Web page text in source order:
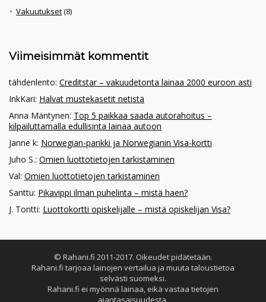
Vakuutukset(8)
Viimeisimmät kommentit
tähdenlento: Creditstar – vakuudetonta lainaa 2000 euroon asti
InkKari: Halvat mustekasetit netistä
Anna Mäntynen: Top 5 paikkaa saada autorahoitus –
kilpailuttamalla edullisinta lainaa autoon
Janne k: Norwegian-pankki ja Norwegianin Visa-kortti
Juho S.: Omien luottotietojen tarkistaminen
Val: Omien luottotietojen tarkistaminen
Santtu: Pikavippi ilman puhelinta – mistä haen?
J. Tontti: Luottokortti opiskelijalle – mistä opiskelijan Visa?
© Rahani.fi 2011-2017. Oikeudet pidätetään.
Rahani.fi tarjoaa lainojen vertailua ja muuta taloustietoa
selvästi suomeksi.
Rahani.fi ei myönnä lainaa, eikä vastaa tietojen
ajantasaisuudesta.